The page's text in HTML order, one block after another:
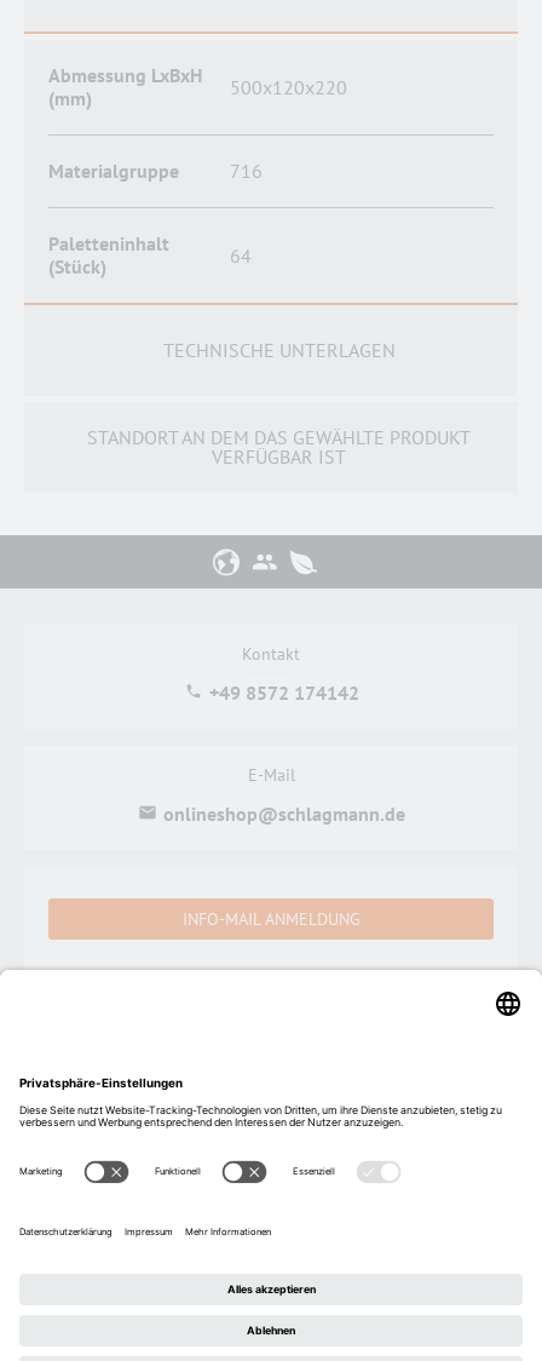
Abmessung LxBxH
(mm)
500x120x220
Materialgruppe 716
Paletteninhalt
(Stück)
64
TECHNISCHE UNTERLAGEN
STANDORT AN DEM DAS GEWÄHLTE PRODUKT
VERFÜGBAR IST
Kontakt
+49 8572 174142
E-Mail
onlineshop@schlagmann.de
INFO-MAIL ANMELDUNG
Ziegeleistraße 1, 84367 Zeilarn, Deutschland
Datenschutz AGB Impressum
© 2026 Schlagmann Poroton